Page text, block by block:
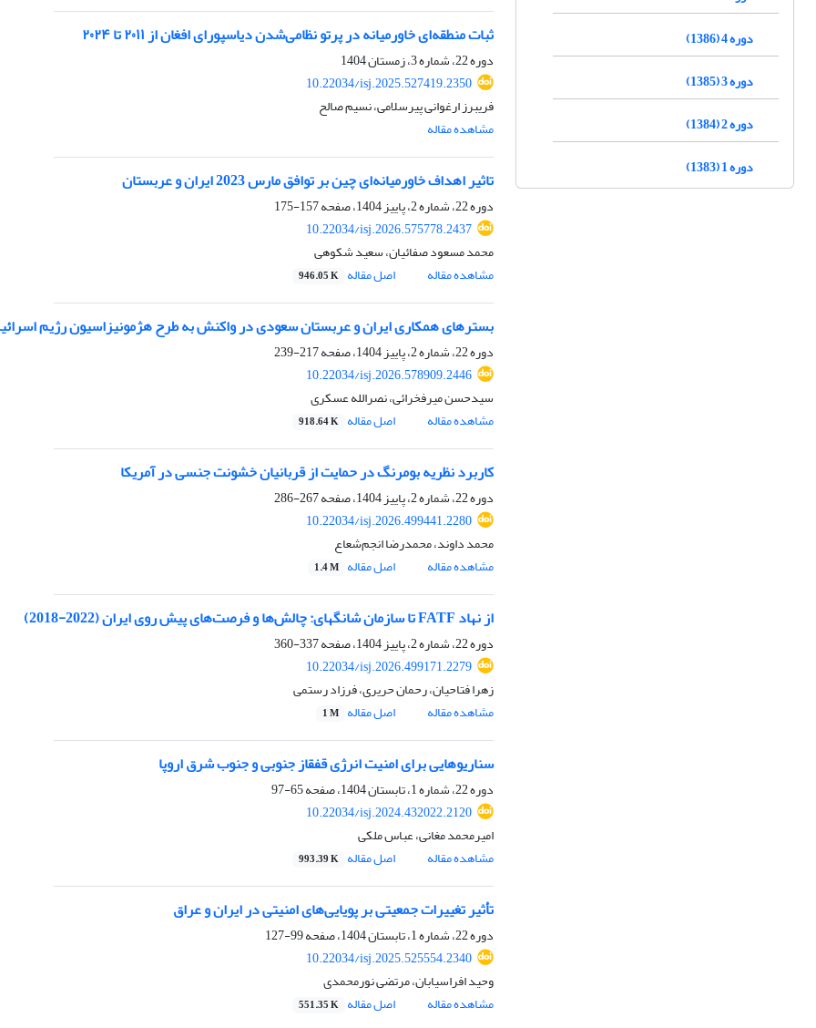
ثبات منطقه‌ای خاورمیانه در پرتو نظامی‌شدن دیاسپورای افغان از ۲۰۱۱ تا ۲۰۲۴
دوره 22، شماره 3، زمستان 1404
10.22034/isj.2025.527419.2350
فریبرز ارغوانی پیرسلامی، نسیم صالح
مشاهده مقاله
تاثیر اهداف خاورمیانه‌ای چین بر توافق مارس 2023 ایران و عربستان
دوره 22، شماره 2، پاییز 1404، صفحه
157-175
10.22034/isj.2026.575778.2437
محمد مسعود صفائیان، سعید شکوهی
مشاهده مقاله
اصل مقاله 946.05 K
بسترهای همکاری ایران و عربستان سعودی در واکنش به طرح هژمونیزاسیون رژیم
دوره 22، شماره 2، پاییز 1404، صفحه
217-239
10.22034/isj.2026.578909.2446
سیدحسن میرفخرائی، نصرالله عسکری
مشاهده مقاله
اصل مقاله 918.64 K
کاربرد نظریه بومرنگ در حمایت از قربانیان خشونت جنسی در آمریکا
دوره 22، شماره 2، پاییز 1404، صفحه
267-286
10.22034/isj.2026.499441.2280
محمد داوند، محمدرضا انجم‌شعاع
مشاهده مقاله
اصل مقاله 1.4 M
از نهاد FATF تا سازمان شانگهای: چالش‌ها و فرصت‌های پیش ‌روی ایران (2022-2018)
دوره 22، شماره 2، پاییز 1404، صفحه
337-360
10.22034/isj.2026.499171.2279
زهرا فتاحیان، رحمان حریری، فرزاد رستمی
مشاهده مقاله
اصل مقاله 1 M
سناریوهایی برای امنیت انرژی قفقاز جنوبی و جنوب شرق اروپا
دوره 22، شماره 1، تابستان 1404، صفحه
65-97
10.22034/isj.2024.432022.2120
امیرمحمد مغانی، عباس ملکی
مشاهده مقاله
اصل مقاله 993.39 K
تأثیر تغییرات جمعیتی بر پویایی‌های امنیتی در ایران و عراق
دوره 22، شماره 1، تابستان 1404، صفحه
99-127
10.22034/isj.2025.525554.2340
وحید افراسیابان، مرتضی نورمحمدی
مشاهده مقاله
اصل مقاله 551.35 K
دوره 4 (1386)
دوره 3 (1385)
دوره 2 (1384)
دوره 1 (1383)